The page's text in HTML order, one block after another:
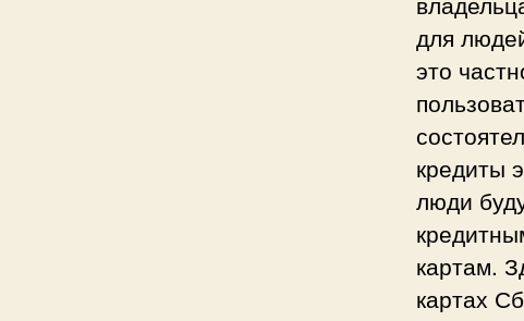
для
это
кредиты
люди
картам.
картах